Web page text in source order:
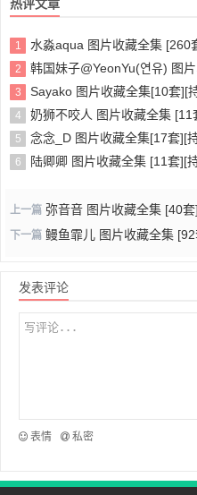
热评文章
1 水淼aqua 图片收藏全集 [260
2 韩国妹子@YeonYu(연유) 图片
3 Sayako 图片收藏全集[10套][
4 奶狮不咬人 图片收藏全集 [11
5 念念_D 图片收藏全集[17套][
6 陆卿卿 图片收藏全集 [11套][
上一篇 弥音音 图片收藏全集 [40
下一篇 鳗鱼霏儿 图片收藏全集
发表评论
表情 私密